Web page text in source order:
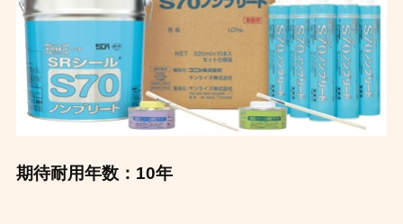
期待耐用年数：10年